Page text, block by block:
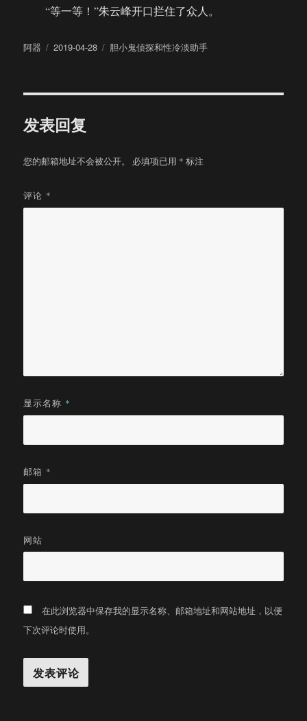
“等一等！”朱云峰开口拦住了众人。
作
阿器
发
2019-04-28
分
胆小鬼侦探和性冷淡助手
发表回复
您的邮箱地址不会被公开。 必填项已用 * 标注
评论 *
显示名称 *
邮箱 *
网站
在此浏览器中保存我的显示名称、邮箱地址和网站地址，以便
下次评论时使用。